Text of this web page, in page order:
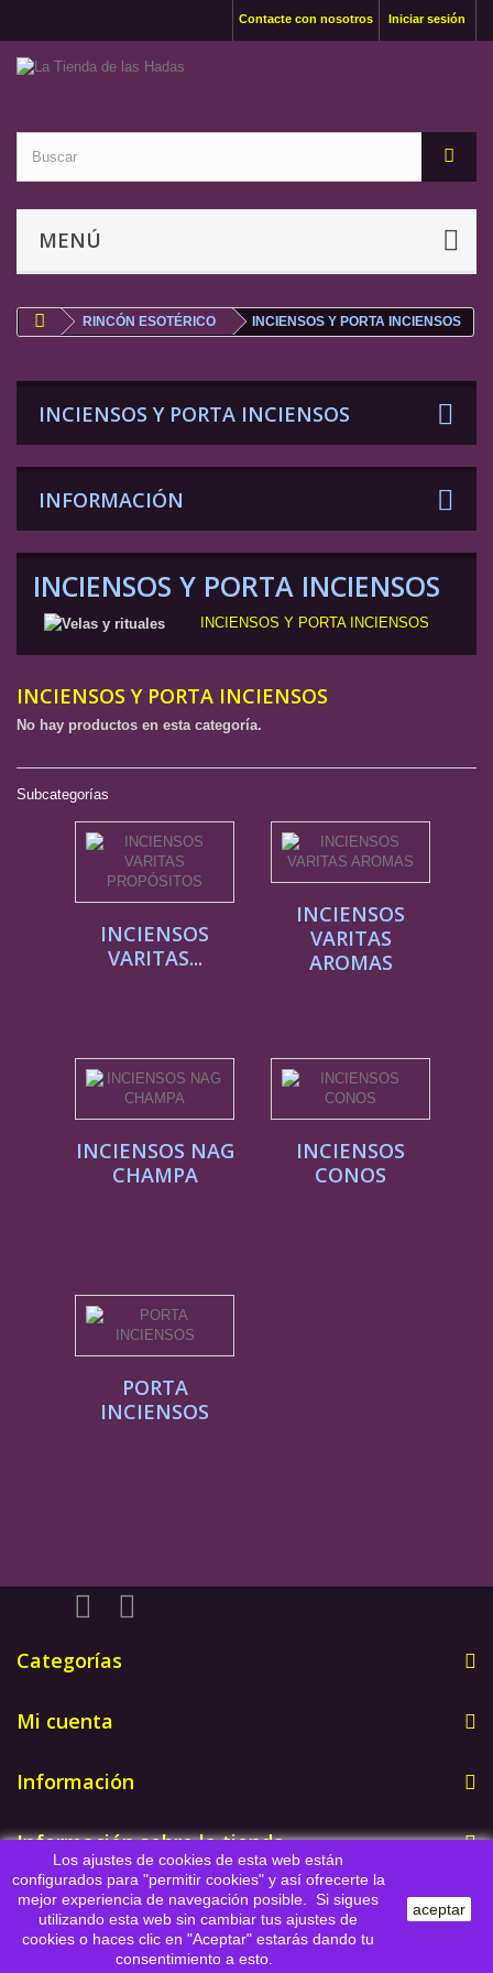
Iniciar sesión
Contacte con nosotros
MENÚ
RINCÓN ESOTÉRICO INCIENSOS Y PORTA INCIENSOS
INCIENSOS Y PORTA INCIENSOS
INFORMACIÓN
INCIENSOS Y PORTA INCIENSOS
INCIENSOS Y PORTA INCIENSOS
INCIENSOS Y PORTA INCIENSOS
No hay productos en esta categoría.
Subcategorías
INCIENSOS
VARITAS...
INCIENSOS
VARITAS
AROMAS
INCIENSOS NAG
CHAMPA
INCIENSOS
CONOS
PORTA
INCIENSOS
Categorías
Mi cuenta
Información
© 2026 - Software para Ecommerce de PrestaShop™
Información sobre la tienda
Los ajustes de cookies de esta web están
configurados para "permitir cookies" y así ofrecerte la
mejor experiencia de navegación posible. Si sigues
utilizando esta web sin cambiar tus ajustes de
cookies o haces clic en "Aceptar" estarás dando tu
consentimiento a esto.
aceptar